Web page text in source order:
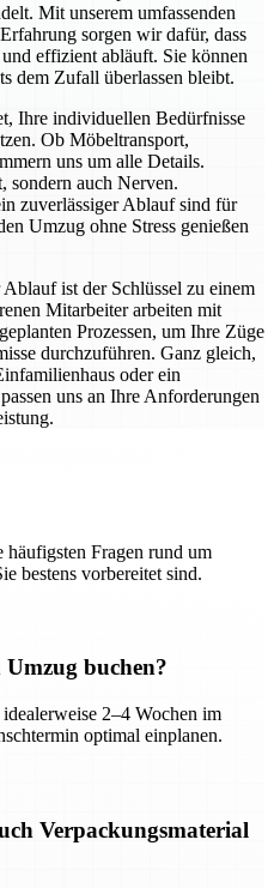
Mit unserem umfassenden
sorgen wir dafür, dass
effizient abläuft. Sie können
dem Zufall überlassen bleibt.
Ihre individuellen Bedürfnisse
Ob Möbeltransport,
uns um alle Details.
sondern auch Nerven.
zuverlässiger Ablauf sind für
Umzug ohne Stress genießen
ist der Schlüssel zu einem
Mitarbeiter arbeiten mit
Prozessen, um Ihre Züge
durchzuführen. Ganz gleich,
oder ein
uns an Ihre Anforderungen
Fragen rund um
bestens vorbereitet sind.
buchen?
2–4 Wochen im
optimal einplanen.
Verpackungsmaterial